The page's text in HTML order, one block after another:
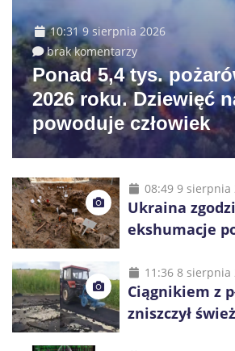
10:31 9 sierpnia 2026
brak komentarzy
Ponad 5,4 tys.
2026 roku. Dziewięć
powoduje człowiek
08:49 9 sierpnia
Ukraina
ekshumacje
i Ugły
11:36 8 sierpnia
Ciągnikiem z
zniszczył